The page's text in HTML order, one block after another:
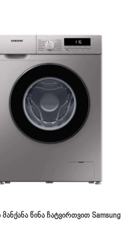
Წინა Ჩატვირთვით Samsung